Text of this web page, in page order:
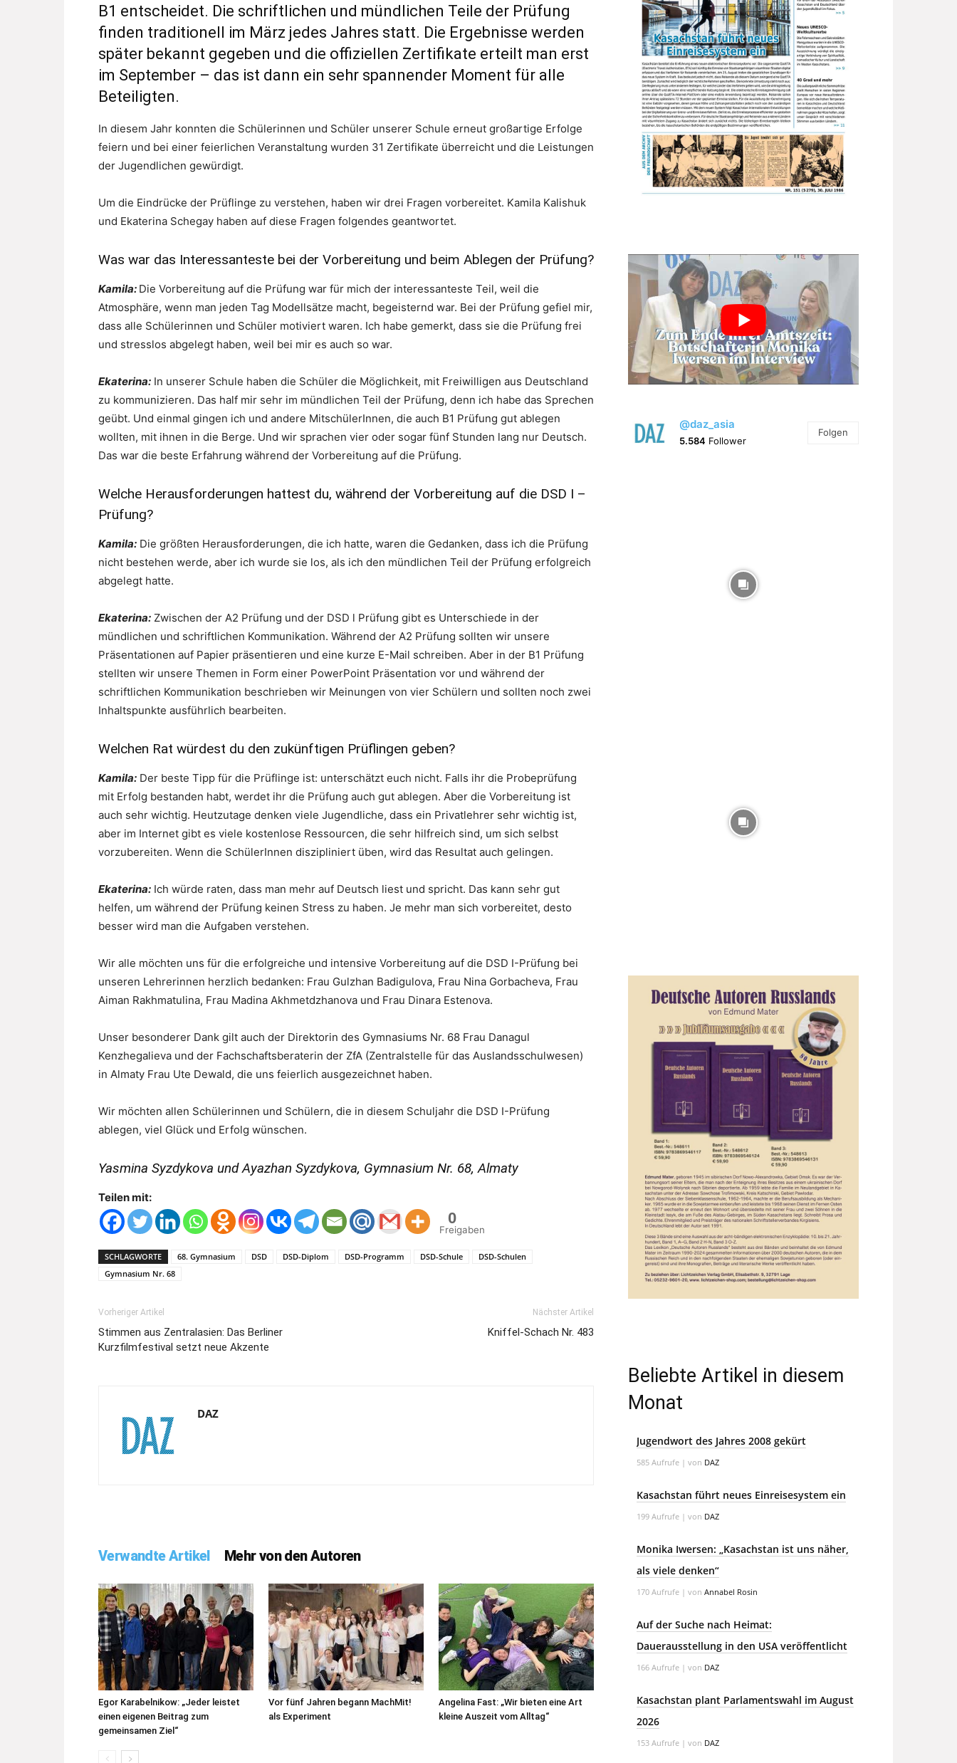
B1 entscheidet. Die schriftlichen und mündlichen Teile der Prüfung
finden traditionell im März jedes Jahres statt. Die Ergebnisse werden
später bekannt gegeben und die offiziellen Zertifikate erteilt man erst
im September – das ist dann ein sehr spannender Moment für alle
Beteiligten.
In diesem Jahr konnten die Schülerinnen und Schüler unserer Schule erneut großartige Erfolge
feiern und bei einer feierlichen Veranstaltung wurden 31 Zertifikate überreicht und die Leistungen
der Jugendlichen gewürdigt.
Um die Eindrücke der Prüflinge zu verstehen, haben wir drei Fragen vorbereitet. Kamila Kalishuk
und Ekaterina Schegay haben auf diese Fragen folgendes geantwortet.
Was war das Interessanteste bei der Vorbereitung und beim Ablegen der Prüfung?
Kamila: Die Vorbereitung auf die Prüfung war für mich der interessanteste Teil, weil die
Atmosphäre, wenn man jeden Tag Modellsätze macht, begeisternd war. Bei der Prüfung gefiel mir,
dass alle Schülerinnen und Schüler motiviert waren. Ich habe gemerkt, dass sie die Prüfung frei
und stresslos abgelegt haben, weil bei mir es auch so war.
Ekaterina: In unserer Schule haben die Schüler die Möglichkeit, mit Freiwilligen aus Deutschland
zu kommunizieren. Das half mir sehr im mündlichen Teil der Prüfung, denn ich habe das Sprechen
geübt. Und einmal gingen ich und andere MitschülerInnen, die auch B1 Prüfung gut ablegen
wollten, mit ihnen in die Berge. Und wir sprachen vier oder sogar fünf Stunden lang nur Deutsch.
Das war die beste Erfahrung während der Vorbereitung auf die Prüfung.
Welche Herausforderungen hattest du, während der Vorbereitung auf die DSD I –
Prüfung?
Kamila: Die größten Herausforderungen, die ich hatte, waren die Gedanken, dass ich die Prüfung
nicht bestehen werde, aber ich wurde sie los, als ich den mündlichen Teil der Prüfung erfolgreich
abgelegt hatte.
Ekaterina: Zwischen der A2 Prüfung und der DSD l Prüfung gibt es Unterschiede in der
mündlichen und schriftlichen Kommunikation. Während der A2 Prüfung sollten wir unsere
Präsentationen auf Papier präsentieren und eine kurze E-Mail schreiben. Aber in der B1 Prüfung
stellten wir unsere Themen in Form einer PowerPoint Präsentation vor und während der
schriftlichen Kommunikation beschrieben wir Meinungen von vier Schülern und sollten noch zwei
Inhaltspunkte ausführlich bearbeiten.
Welchen Rat würdest du den zukünftigen Prüflingen geben?
Kamila: Der beste Tipp für die Prüflinge ist: unterschätzt euch nicht. Falls ihr die Probeprüfung
mit Erfolg bestanden habt, werdet ihr die Prüfung auch gut ablegen. Aber die Vorbereitung ist
auch sehr wichtig. Heutzutage denken viele Jugendliche, dass ein Privatlehrer sehr wichtig ist,
aber im Internet gibt es viele kostenlose Ressourcen, die sehr hilfreich sind, um sich selbst
vorzubereiten. Wenn die SchülerInnen diszipliniert üben, wird das Resultat auch gelingen.
Ekaterina: Ich würde raten, dass man mehr auf Deutsch liest und spricht. Das kann sehr gut
helfen, um während der Prüfung keinen Stress zu haben. Je mehr man sich vorbereitet, desto
besser wird man die Aufgaben verstehen.
Wir alle möchten uns für die erfolgreiche und intensive Vorbereitung auf die DSD I-Prüfung bei
unseren Lehrerinnen herzlich bedanken: Frau Gulzhan Badigulova, Frau Nina Gorbacheva, Frau
Aiman Rakhmatulina, Frau Madina Akhmetdzhanova und Frau Dinara Estenova.
Unser besonderer Dank gilt auch der Direktorin des Gymnasiums Nr. 68 Frau Danagul
Kenzhegalieva und der Fachschaftsberaterin der ZfA (Zentralstelle für das Auslandsschulwesen)
in Almaty Frau Ute Dewald, die uns feierlich ausgezeichnet haben.
Wir möchten allen Schülerinnen und Schülern, die in diesem Schuljahr die DSD I-Prüfung
ablegen, viel Glück und Erfolg wünschen.
Yasmina Syzdykova und Ayazhan Syzdykova, Gymnasium Nr. 68, Almaty
Teilen mit:
0
Freigaben
SCHLAGWORTE 68. Gymnasium DSD DSD-Diplom DSD-Programm DSD-Schule
DSD-Schulen
Gymnasium Nr. 68
Vorheriger Artikel
Stimmen aus Zentralasien: Das Berliner
Kurzfilmfestival setzt neue Akzente
Nächster Artikel
Kniffel-Schach Nr. 483
DAZ
Verwandte Artikel Mehr von den Autoren
Egor Karabelnikow: „Jeder leistet
einen eigenen Beitrag zum
gemeinsamen Ziel“
Vor fünf Jahren begann MachMit!
als Experiment
Angelina Fast: „Wir bieten eine Art
kleine Auszeit vom Alltag“
@daz_asia
5.584 Follower
Folgen
Beliebte Artikel in diesem
Monat
Jugendwort des Jahres 2008 gekürt
585 Aufrufe | von DAZ
Kasachstan führt neues Einreisesystem ein
199 Aufrufe | von DAZ
Monika Iwersen: „Kasachstan ist uns näher,
als viele denken“
170 Aufrufe | von Annabel Rosin
Auf der Suche nach Heimat:
Dauerausstellung in den USA veröffentlicht
166 Aufrufe | von DAZ
Kasachstan plant Parlamentswahl im August
2026
153 Aufrufe | von DAZ